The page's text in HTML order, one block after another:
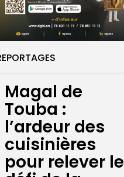
Magal de
Touba :
l’ardeur des
cuisinières
pour relever le